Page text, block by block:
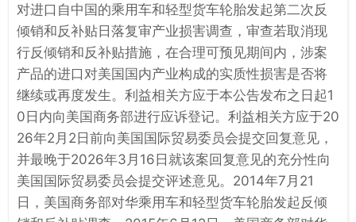
对进口自中国的乘用车和轻型货车轮胎发起第二次反
倾销和反补贴日落复审产业损害调查，审查若取消现
行反倾销和反补贴措施，在合理可预见期间内，涉案
产品的进口对美国国内产业构成的实质性损害是否将
继续或再度发生。利益相关方应于本公告发布之日起1
0日内向美国商务部进行应诉登记。利益相关方应于20
26年2月2日前向美国国际贸易委员会提交回复意见，
并最晚于2026年3月16日就该案回复意见的充分性向
美国国际贸易委员会提交评述意见。2014年7月21
日，美国商务部对华乘用车和轻型货车轮胎发起反倾